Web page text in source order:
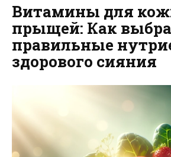
Витамины для
прыщей: Как
правильные
здорового сияния